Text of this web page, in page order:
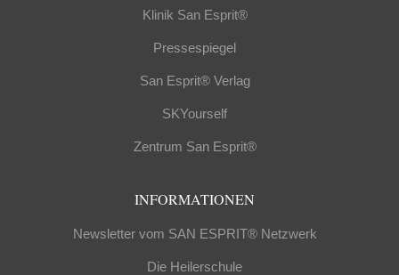
Klinik San Esprit®
Pressespiegel
San Esprit® Verlag
SKYourself
Zentrum San Esprit®
INFORMATIONEN
Newsletter vom SAN ESPRIT® Netzwerk
Die Heilerschule